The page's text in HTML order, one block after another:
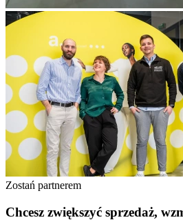
Zostań partnerem
Chcesz zwiększyć sprzedaż,